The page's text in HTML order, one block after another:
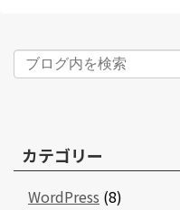
カテゴリー
WordPress (8)